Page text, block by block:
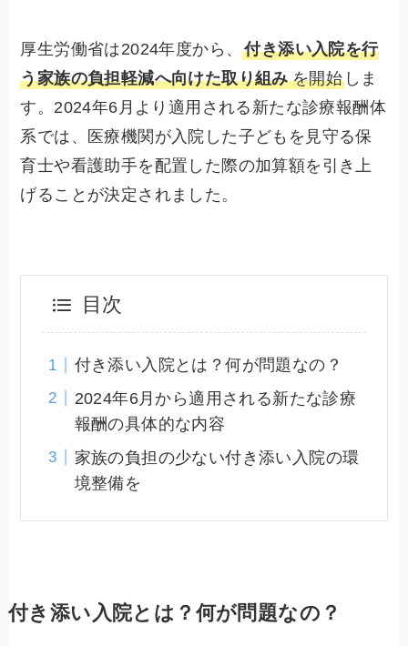
厚生労働省は2024年度から、付き添い入院を行
う家族の負担軽減へ向けた取り組み を開始 しま
す。2024年6月より適用される新たな診療報酬体
系では、医療機関が入院した子どもを見守る保
育士や看護助手を配置した際の加算額を引き上
げることが決定されました。
目次
付き添い入院とは？何が問題なの？
2024年6月から適用される新たな診療
報酬の具体的な内容
家族の負担の少ない付き添い入院の環
境整備を
付き添い入院とは？何が問題なの？